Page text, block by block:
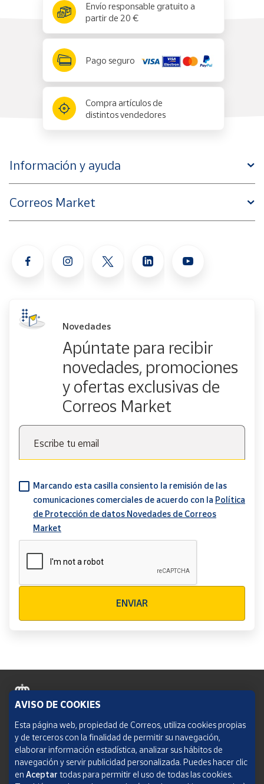
Envío responsable gratuito a
partir de 20 €
Pago seguro
Compra artículos de
distintos vendedores
Información y ayuda
Correos Market
Novedades
Apúntate para recibir
novedades, promociones
y ofertas exclusivas de
Correos Market
Escribe tu email
Marcando esta casilla consiento la remisión de las
comunicaciones comerciales de acuerdo con la Política
de Protección de datos Novedades de Correos
Market
ENVIAR
Política de cookies
Aviso legal
Condiciones del servicio
AVISO DE COOKIES
Esta página web, propiedad de Correos, utiliza cookies propias
y de terceros con la finalidad de permitir su navegación,
elaborar información estadística, analizar sus hábitos de
navegación y servir publicidad personalizada. Puedes hacer clic
en Aceptar todas para permitir el uso de todas las cookies.